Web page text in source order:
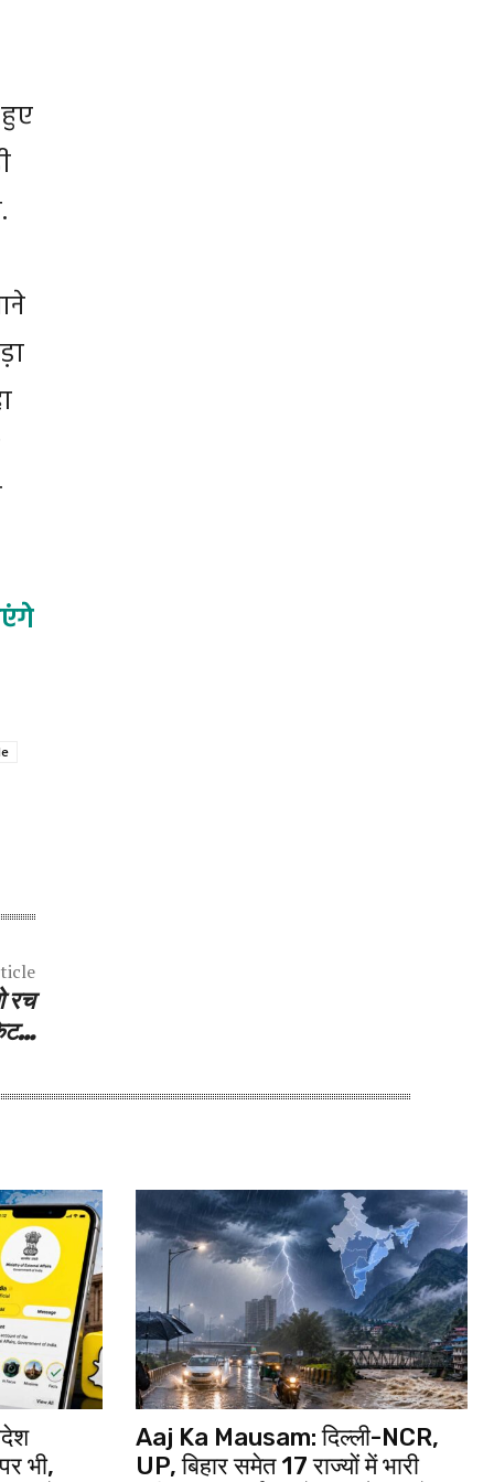
रच
भी,
Aaj Ka Mausam: दिल्ली-NCR,
UP, बिहार समेत 17 राज्यों में भारी